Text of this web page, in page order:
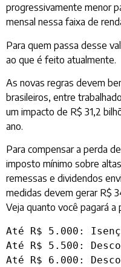
progressivamente menor
mensal nessa faixa de
Para quem passa desse
ao que é feito atualmente.
As novas regras devem
brasileiros, entre
um impacto de R$ 31,2
ano.
Para compensar a perda
imposto mínimo sobre
remessas e dividendos
medidas devem gerar R$
Veja quanto você pagará a
Até R$ 5.000:
Até R$ 5.500:
Até R$ 6.000: